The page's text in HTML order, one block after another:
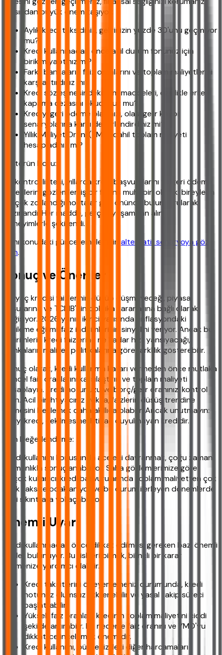
açısından büyük önem taşıyor:
Aylık kredi taksidiniz, gelirinizin yüzde 30'unu geçmiyor
mu?
Kredi kullanmadan önce acil durum fonunuz için
birikim yaptınız mı?
Farklı bankaların faiz oranlarını ve toplam maliyetlerini
karşılaştırdınız mı?
Kredi sözleşmesindeki tüm maddeleri, özellikle erken
kapama cezasını okudunuz mu?
Krediyi geri ödeme planınızı, olası gelir kaybı
senaryolarına karşı değerlendirdiniz mi?
Yıllık Maliyet Oranı (YMO) dahil toplam maliyeti
hesapladınız mı?
Editörün Notu:
Bu kontrol listesi, yıllarca kredi başvurularını ve geri ödeme
süreçlerini gözlemlemiş bir finans muhabiri olarak, bireylerin
en çok zorlandığı noktalar göz önünde bulundurularak
hazırlandı. Her madde, gerçek yaşamdan alınan
deneyimlerle şekillendi.
Aynı konudaki güncellemeler için alternatif senaryoya göz
atın.
Sonuç ve Öneriler
İhtiyaç kredisi faizlerinin düşüp düşmeyeceği, piyasa
koşullarına ve TCMB'nin politika kararlarına bağlı olarak
değişiyor. 2026 yılının ikinci yarısında enflasyondaki
gerileme eğilimi, faiz indirimlerinin sinyalini veriyor. Ancak bu
indirimlerin kredi faizlerine ne kadar hızlı yansıyacağı,
bankaların maliyet politikalarına göre farklılık gösterebilir.
Sonuç olarak, kredi kullanma kararı vermeden önce mutlaka
güncel faiz oranlarını karşılaştırın ve toplam maliyeti
hesaplayın. Kredi notunuzu ve borç/gelir oranınızı kontrol
edin. Acil bir ihtiyacınız yoksa, faizlerin düşüş trendine
girmesini beklemek daha akıllıca olabilir. Ancak unutmayın:
En iyi kredi, çekilmesine ihtiyaç duyulmayan kredidir.
Son Değerlendirme:
Kredi kullanımı konusunda aceleci davranmak, çoğu zaman
pişmanlıkla sonuçlanabiliyor. Saha gözlemlerimize göre
birçok kullanıcı, kredi başvurularında toplam maliyetten çok
aylık taksite odaklanıyor ve bu durum ilerleyen dönemlerde
mali sıkıntılara yol açabiliyor.
Önemli Uyarı
Kredi kullanmadan önce dikkat edilmesi gereken bazı önemli
riskler bulunuyor. Bu riskleri bilmek, bilinçli bir karar
vermenize yardımcı olabilir.
Kredi taksitlerini ödeyememeniz durumunda, kredi
notunuz olumsuz etkilenebilir ve yasal takip süreci
başlatılabilir.
Yüksek faiz oranları, kredinin toplam maliyetini ciddi
şekilde artırabilir. Bu nedenle faiz oranını ve YMO'yu
dikkatlice incelemek önemlidir.
Kredi kullanımı, bütçenizdeki diğer harcamaları